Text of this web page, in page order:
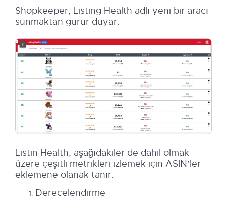
Shopkeeper, Listing Health adlı yeni bir aracı
sunmaktan gurur duyar.
Listin Health, aşağıdakiler de dahil olmak
üzere çeşitli metrikleri izlemek için ASIN’ler
eklemene olanak tanır.
Derecelendirme